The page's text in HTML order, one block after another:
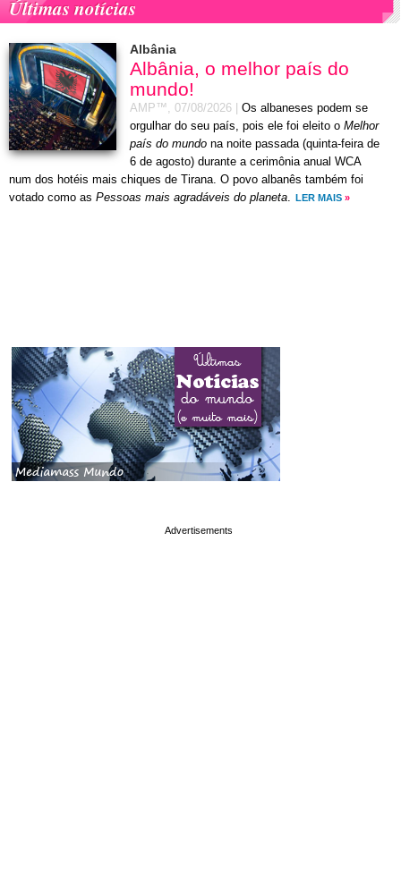
Últimas notícias
Albânia
Albânia, o melhor país do
mundo!
AMP™, 07/08/2026
Os albaneses podem se
orgulhar do seu país, pois ele foi eleito o Melhor
país do mundo na noite passada (quinta-feira de
6 de agosto) durante a cerimônia anual WCA
num dos hotéis mais chiques de Tirana. O povo albanês também foi
votado como as Pessoas mais agradáveis do planeta. LER MAIS »